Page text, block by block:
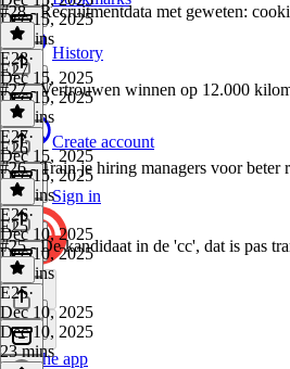
History
Create account
Sign in
Get the app
Dec 15, 2025
28 mins
#28 - Recruitmentdata met geweten:
E28·
Dec 15, 2025
Dec 15, 2025
32 mins
E27
#27 - Vertrouwen winnen op 12.000
E27·
Dec 15, 2025
Dec 15, 2025
32 mins
E26
#26 - Train je hiring managers voor beter
E26·
Dec 10, 2025
Dec 10, 2025
27 mins
E25
#25 - De kandidaat in de 'cc', dat is pas
E25·
Dec 10, 2025
Dec 10, 2025
23 mins